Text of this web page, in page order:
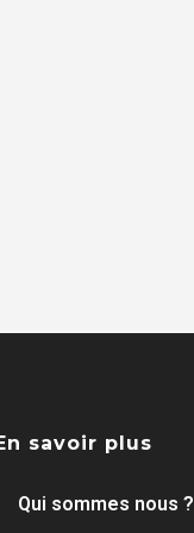
savoir plus
Qui sommes nous ?